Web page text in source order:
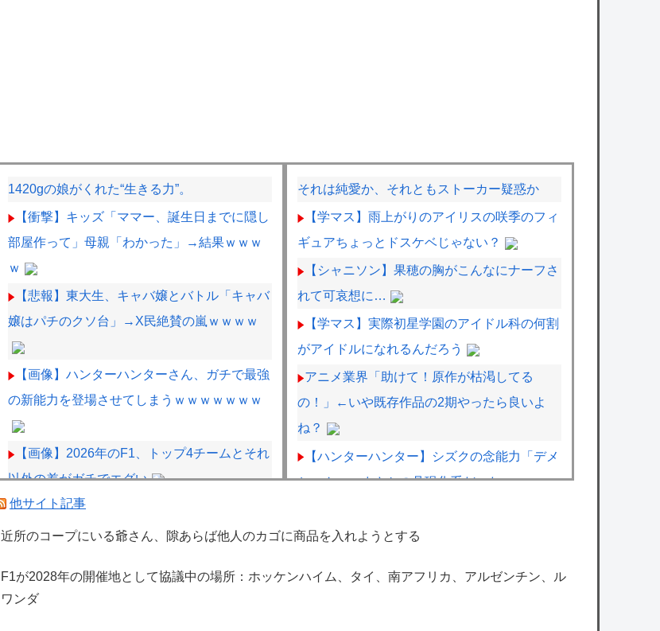
1420gの娘がくれた“生きる力”。
【衝撃】キッズ「ママー、誕生日までに隠し
部屋作って」母親「わかった」→結果ｗｗｗ
ｗ
【悲報】東大生、キャバ嬢とバトル「キャバ
嬢はパチのクソ台」→X民絶賛の嵐ｗｗｗｗ
【画像】ハンターハンターさん、ガチで最強
の新能力を登場させてしまうｗｗｗｗｗｗｗ
【画像】2026年のF1、トップ4チームとそれ
以外の差がガチでエグい
BYDの軽EV「ラッコ」受注が700台超 7月
販売は125台
それは純愛か、それともストーカー疑惑か
【学マス】雨上がりのアイリスの咲季のフィ
ギュアちょっとドスケベじゃない？
【シャニソン】果穂の胸がこんなにナーフさ
れて可哀想に…
【学マス】実際初星学園のアイドル科の何割
がアイドルになれるんだろう
アニメ業界「助けて！原作が枯渇してる
の！」←いや既存作品の2期やったら良いよ
ね？
【ハンターハンター】シズクの念能力「デメ
ちゃん」、まさかの具現化系だったｗｗｗｗ
ワンピース尾田っち「僕とその辺の連載作家
不満で。」
他サイト記事
近所のコープにいる爺さん、隙あらば他人のカゴに商品を入れようとする
F1が2028年の開催地として協議中の場所：ホッケンハイム、タイ、南アフリカ、アルゼンチン、ル
ワンダ